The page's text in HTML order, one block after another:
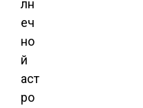
лн
еч
но
й
аст
ро